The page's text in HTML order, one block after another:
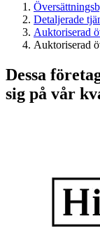
Detaljerade
Auktoriserad
Auktoriserad
Dessa
sig på vår